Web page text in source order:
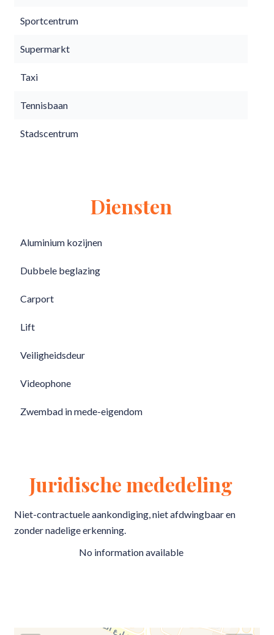
Sportcentrum
Supermarkt
Taxi
Tennisbaan
Stadscentrum
Diensten
Aluminium kozijnen
Dubbele beglazing
Carport
Lift
Veiligheidsdeur
Videophone
Zwembad in mede-eigendom
Juridische mededeling
Niet-contractuele aankondiging, niet afdwingbaar en
zonder nadelige erkenning.
No information available